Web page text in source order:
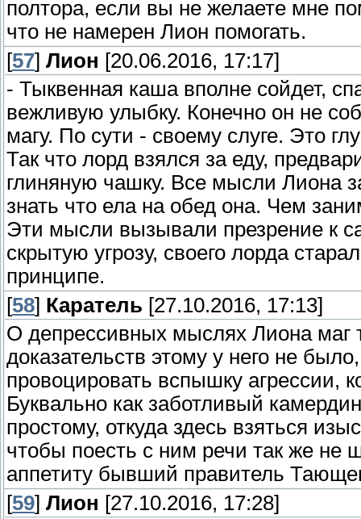
полтора, если вы не желаете мне
что не намерен Лион помогать.
[57] Лион [20.06.2016, 17:17]
- Тыквенная каша вполне сойдет,
вежливую улыбку. Конечно он не
магу. По сути - своему слуге. Это
Так что лорд взялся за еду,
глиняную чашку. Все мысли Лиона
знать что ела на обед она. Чем
Эти мысли вызывали презрение к
скрытую угрозу, своего лорда
принципе.
[58] Каратель [27.10.2016, 17:13]
О депрессивных мыслях Лиона маг
доказательств этому у него не
провоцировать вспышку агрессии,
Буквально как заботливый
простому, откуда здесь взяться
чтобы поесть с ним речи так же не
аппетиту бывший правитель
[59] Лион [27.10.2016, 17:28]